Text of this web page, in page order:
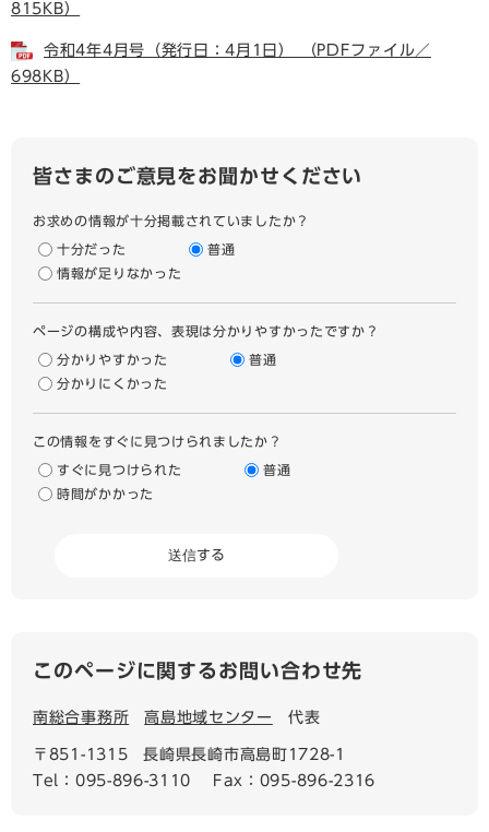
815KB）
令和4年4月号（発行日：4月1日） （PDFファイル／
698KB）
皆さまのご意見をお聞かせください
お求めの情報が十分掲載されていましたか？
十分だった
普通
情報が足りなかった
ページの構成や内容、表現は分かりやすかったですか？
分かりやすかった
普通
分かりにくかった
この情報をすぐに見つけられましたか？
すぐに見つけられた
普通
時間がかかった
このページに関するお問い合わせ先
南総合事務所 高島地域センター 代表
〒851-1315
長崎県長崎市高島町1728-1
Tel：095-896-3110
Fax：095-896-2316